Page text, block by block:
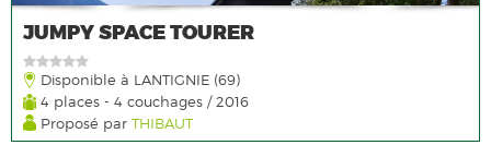
JUMPY SPACE TOURER
Disponible à LANTIGNIE (69)
4 places - 4 couchages / 2016
Proposé parTHIBAUT